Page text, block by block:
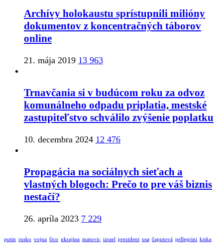
Archívy holokaustu sprístupnili milióny
dokumentov z koncentračných táborov
online
21. mája 2019 13 963
Trnavčania si v budúcom roku za odvoz
komunálneho odpadu priplatia, mestské
zastupiteľstvo schválilo zvýšenie poplatku
10. decembra 2024 12 476
Propagácia na sociálnych sieťach a
vlastných blogoch: Prečo to pre váš biznis
nestačí?
26. apríla 2023 7 229
putin rusko vojna fico ukrajina matovic izrael prezident usa čaputová pellegrini kiska